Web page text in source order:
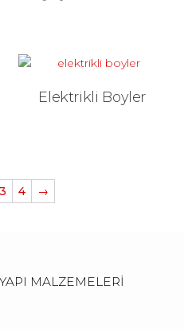
Elektrikli Boyler
3 4 →
MALZEMELERİ